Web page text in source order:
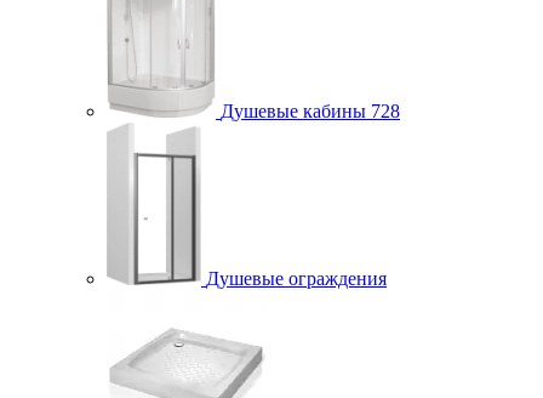
Душевые кабины 728
Душевые ограждения